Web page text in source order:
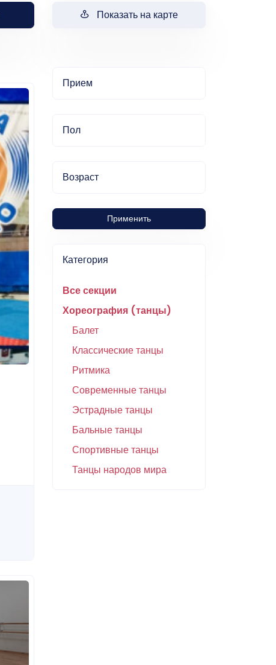
Показать на карте
Прием
Пол
Возраст
Применить
Категория
Все секции
Хореография (танцы)
Балет
Классические танцы
Ритмика
Современные танцы
Эстрадные танцы
Бальные танцы
Спортивные танцы
Танцы народов мира